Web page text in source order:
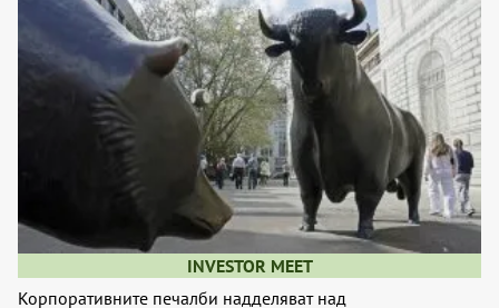
INVESTOR MEET
Корпоративните печалби надделяват над